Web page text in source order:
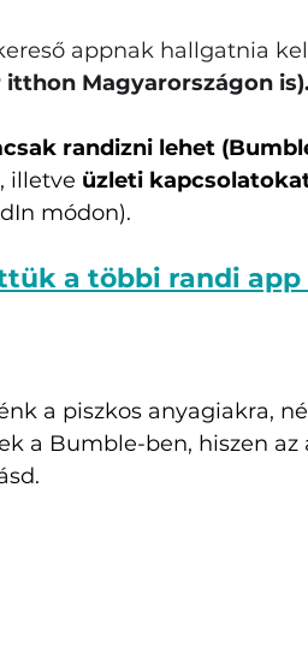
appnak hallgatnia
itthon Magyarországon is).
randizni lehet
, illetve üzleti
módon).
a többi randi
a piszkos anyagiakra,
a Bumble-ben, hiszen az